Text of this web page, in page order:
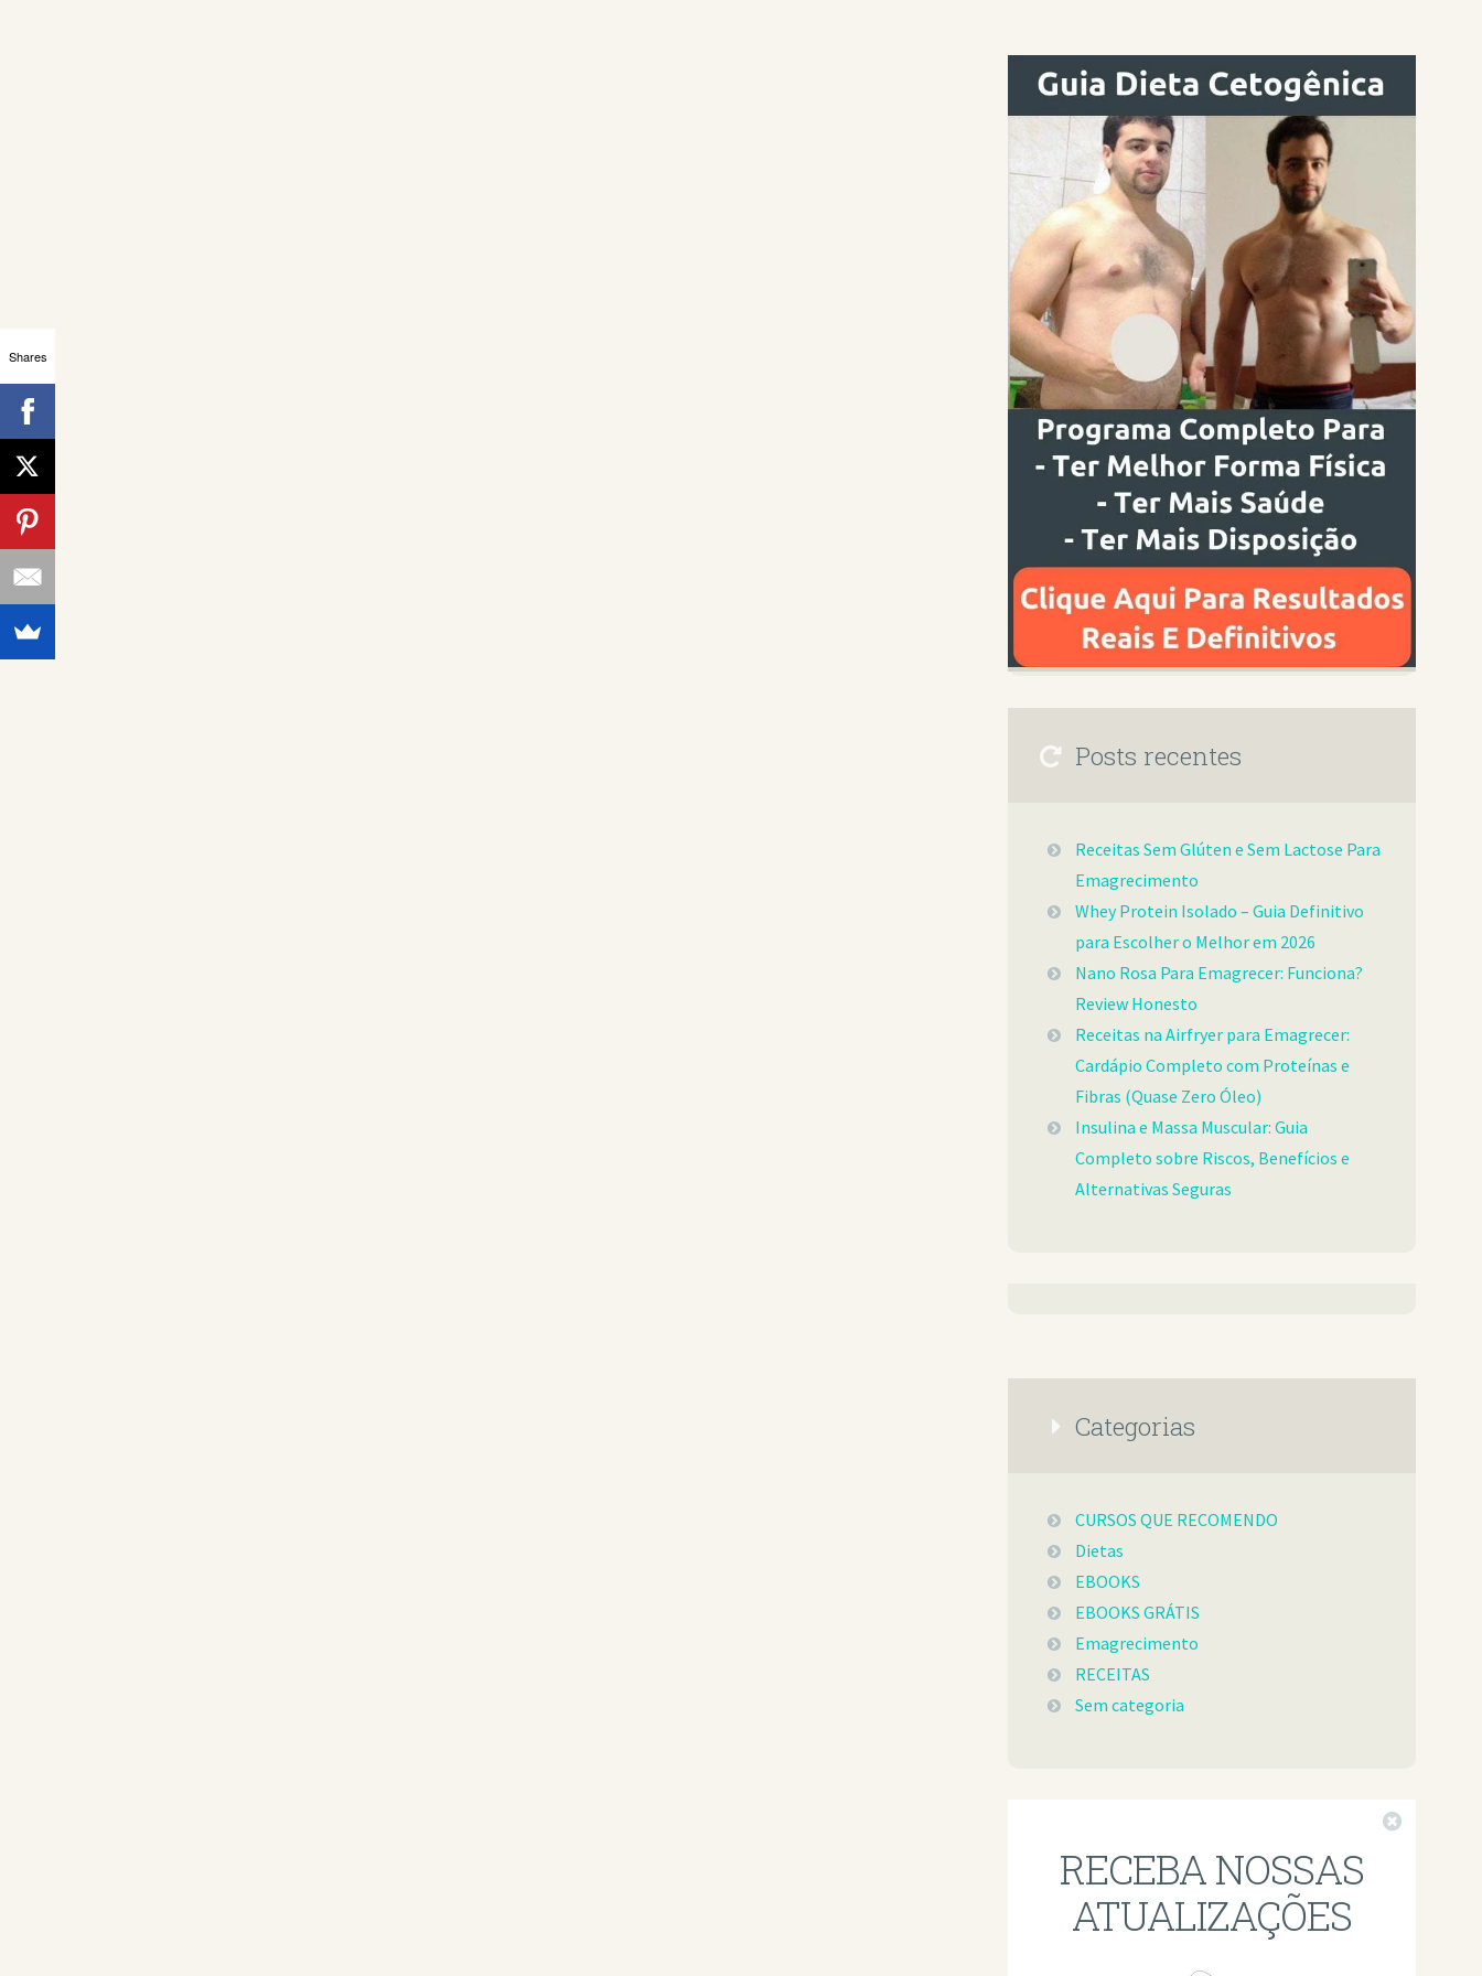
Posts recentes
Receitas Sem Glúten e Sem Lactose Para
Emagrecimento
Whey Protein Isolado – Guia Definitivo
para Escolher o Melhor em 2026
Nano Rosa Para Emagrecer: Funciona?
Review Honesto
Receitas na Airfryer para Emagrecer:
Cardápio Completo com Proteínas e
Fibras (Quase Zero Óleo)
Insulina e Massa Muscular: Guia
Completo sobre Riscos, Benefícios e
Alternativas Seguras
Categorias
CURSOS QUE RECOMENDO
Dietas
EBOOKS
EBOOKS GRÁTIS
Emagrecimento
RECEITAS
Sem categoria
RECEBA NOSSAS
ATUALIZAÇÕES
Shares